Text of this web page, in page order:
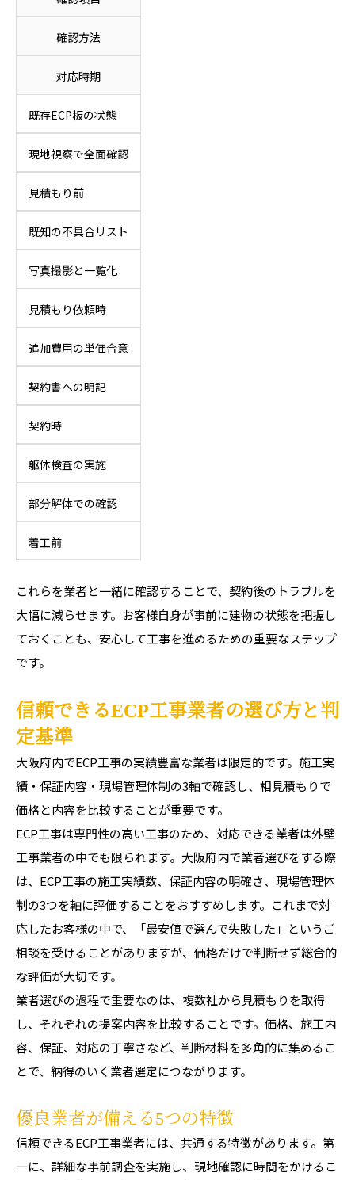
確認方法
対応時期
既存ECP板の状態
現地視察で全面確認
見積もり前
既知の不具合リスト
写真撮影と一覧化
見積もり依頼時
追加費用の単価合意
契約書への明記
契約時
躯体検査の実施
部分解体での確認
着工前
これらを業者と一緒に確認することで、契約後のトラブルを
大幅に減らせます。お客様自身が事前に建物の状態を把握し
ておくことも、安心して工事を進めるための重要なステップ
です。
信頼できるECP工事業者の選び方と判
定基準
大阪府内でECP工事の実績豊富な業者は限定的です。施工実
績・保証内容・現場管理体制の3軸で確認し、相見積もりで
価格と内容を比較することが重要です。
ECP工事は専門性の高い工事のため、対応できる業者は外壁
工事業者の中でも限られます。大阪府内で業者選びをする際
は、ECP工事の施工実績数、保証内容の明確さ、現場管理体
制の3つを軸に評価することをおすすめします。これまで対
応したお客様の中で、「最安値で選んで失敗した」というご
相談を受けることがありますが、価格だけで判断せず総合的
な評価が大切です。
業者選びの過程で重要なのは、複数社から見積もりを取得
し、それぞれの提案内容を比較することです。価格、施工内
容、保証、対応の丁寧さなど、判断材料を多角的に集めるこ
とで、納得のいく業者選定につながります。
優良業者が備える5つの特徴
信頼できるECP工事業者には、共通する特徴があります。第
一に、詳細な事前調査を実施し、現地確認に時間をかけるこ